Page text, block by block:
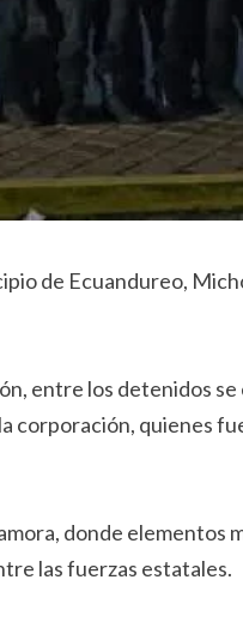
de Ecuandureo,
entre los detenidos
corporación, quienes
donde
las fuerzas estatales.